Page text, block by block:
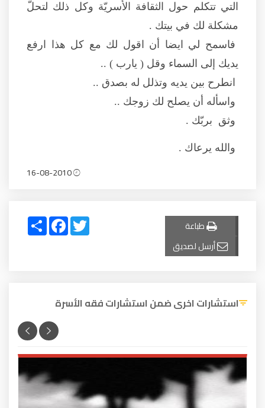
التي تتكلم حول الثقافة الأسريّة وكل ذلك لتحلّ
مشكلة لك في بيتك .
فاسمح لي ايضا أن اقول لك مع كل هذا ارفع
يديك إلى السماء وقل ( يارب ) ..
انطرح بين يديه وتذلل له بصدق ..
واسأله أن يصلح لك زوجك ..
وثق بربّك .
والله يرعاك .
طباعة
أرسل لصديق
Share
FacebookTwitter
استشارات اخرى ضمن استشارات فقه الأسرة